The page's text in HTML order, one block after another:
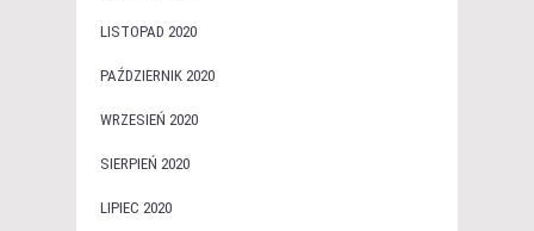
LISTOPAD 2020
PAŹDZIERNIK 2020
WRZESIEŃ 2020
SIERPIEŃ 2020
LIPIEC 2020